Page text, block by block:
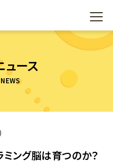
ュース
ミング脳は育つのか？